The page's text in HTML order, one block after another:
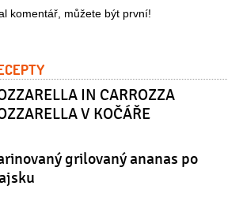
komentář, můžete být první!
IN CARROZZA
V KOČÁŘE
grilovaný ananas po